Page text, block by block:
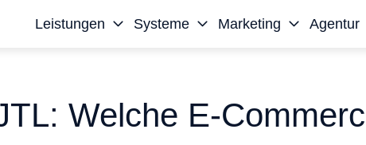
Leistungen Systeme Marketing Agentur
Welche E-